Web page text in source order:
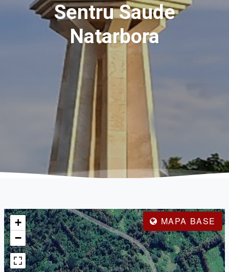
Sentru Saude
Natarbora
MAPA BASE
+
−